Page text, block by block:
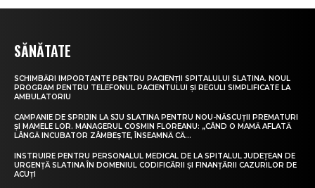
SĂNĂTATE
SCHIMBĂRI IMPORTANTE PENTRU PACIENȚII SPITALULUI SLATINA. NOUL
PROGRAM PENTRU TELEFONUL PACIENTULUI ȘI REGULI SIMPLIFICATE LA
AMBULATORIU
CAMPANIE DE SPRIJIN LA SJU SLATINA PENTRU NOU-NĂSCUȚII PREMATURI
ȘI MAMELE LOR. MANAGERUL COSMIN FLOREANU: „CÂND O MAMĂ AFLATĂ
LÂNGĂ INCUBATOR ZÂMBEȘTE, ÎNSEAMNĂ CĂ...
INSTRUIRE PENTRU PERSONALUL MEDICAL DE LA SPITALUL JUDEȚEAN DE
URGENȚĂ SLATINA ÎN DOMENIUL CODIFICĂRII ȘI FINANȚĂRII CAZURILOR DE
ACUȚI